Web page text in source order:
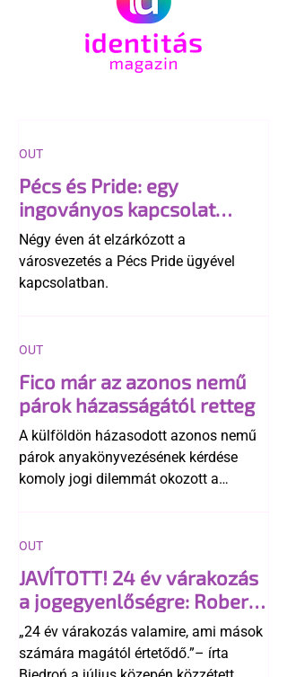
Pécs és Pride: egy
ingoványos kapcsolat
története
Négy éven át elzárkózott a
városvezetés a Pécs Pride ügyével
kapcsolatban.
OUT
Fico már az azonos nemű
párok házasságától retteg
A külföldön házasodott azonos nemű
párok anyakönyvezésének kérdése
komoly jogi dilemmát okozott a
egyértelműen tiltja a házasságuk
elismerését. Közben az ellenzéken belül
is vita robbant ki arról, hogy vissza
kellene-e vonni a kormány konzervatív
alkotmánymódosítását
OUT
JAVÍTOTT! 24 év várakozás
a jogegyenlőségre: Robert
Biedroń megindító üzenete
a lengyel bejegyzett
élettársi kapcsolatokért
„24 év várakozás valamire, ami mások
számára magától értetődő.”– írta
OUT